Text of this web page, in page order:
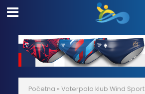
Početna » Vaterpolo klub Wind Sport